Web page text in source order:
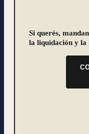
Si querés,
la liquidación y la